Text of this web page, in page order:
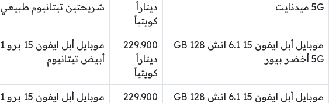
5G ميدنايت
ديناراََ
كويتياََ
شريحتين تيتانيوم طبيعي
موبايل أبل ايفون 15 6.1 انش 128 GB
5G أخضر بيور
229.900
ديناراََ
كويتياََ
أبيض تيتانيوم
موبايل أبل ايفون 15 6.1 انش 128 GB
229.900